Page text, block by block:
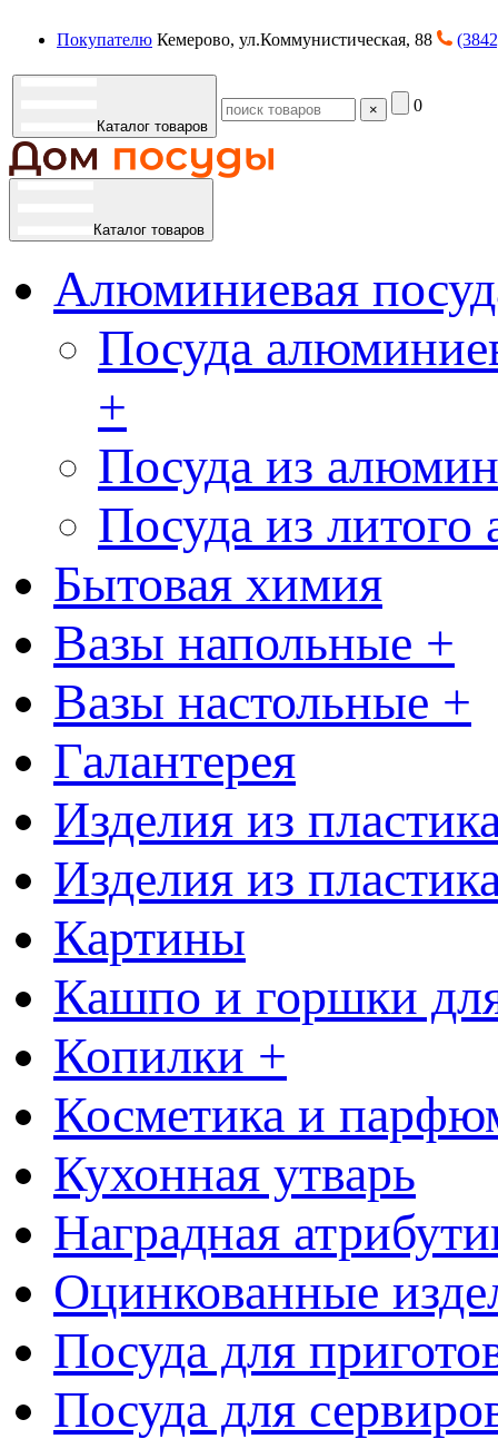
Покупателю Кемерово, ул.Коммунистическая, 88
Каталог товаров
× 0
Каталог товаров
Алюминиевая
Посуда
+
Посуда из
Посуда из
Бытовая химия
Вазы напольные +
Вазы настольные +
Галантерея
Изделия из
Изделия из
Картины
Кашпо и горшки
Копилки +
Косметика и
Кухонная утварь
Наградная
Оцинкованные
Посуда для
Посуда для